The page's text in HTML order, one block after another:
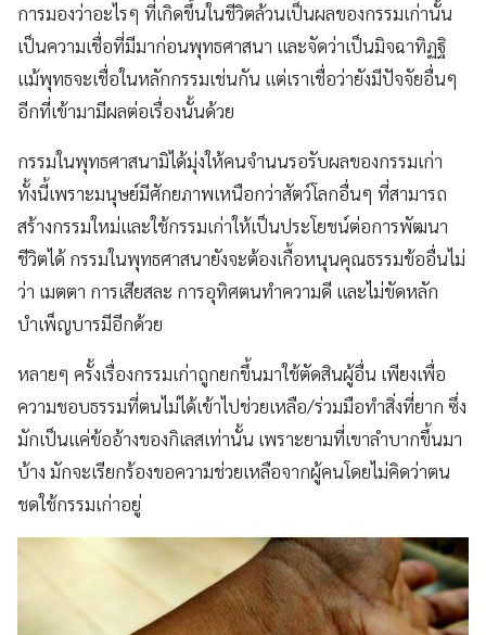
การมองว่าอะไรๆ ที่เกิดขึ้นในชีวิตล้วนเป็นผลของกรรมเก่านั้น
เป็นความเชื่อที่มีมาก่อนพุทธศาสนา และจัดว่าเป็นมิจฉาทิฏฐิ
แม้พุทธจะเชื่อในหลักกรรมเช่นกัน แต่เราเชื่อว่ายังมีปัจจัยอื่นๆ
อีกที่เข้ามามีผลต่อเรื่องนั้นด้วย
กรรมในพุทธศาสนามิได้มุ่งให้คนจำนนรอรับผลของกรรมเก่า
ทั้งนี้เพราะมนุษย์มีศักยภาพเหนือกว่าสัตว์โลกอื่นๆ ที่สามารถ
สร้างกรรมใหม่และใช้กรรมเก่าให้เป็นประโยชน์ต่อการพัฒนา
ชีวิตได้ กรรมในพุทธศาสนายังจะต้องเกื้อหนุนคุณธรรมข้ออื่นไม่
ว่า เมตตา การเสียสละ การอุทิศตนทำความดี และไม่ขัดหลัก
บำเพ็ญบารมีอีกด้วย
หลายๆ ครั้งเรื่องกรรมเก่าถูกยกขึ้นมาใช้ตัดสินผู้อื่น เพียงเพื่อ
ความชอบธรรมที่ตนไม่ได้เข้าไปช่วยเหลือ/ร่วมมือทำสิ่งที่ยาก ซึ่ง
มักเป็นแค่ข้ออ้างของกิเลสเท่านั้น เพราะยามที่เขาลำบากขึ้นมา
บ้าง มักจะเรียกร้องขอความช่วยเหลือจากผู้คนโดยไม่คิดว่าตน
ชดใช้กรรมเก่าอยู่